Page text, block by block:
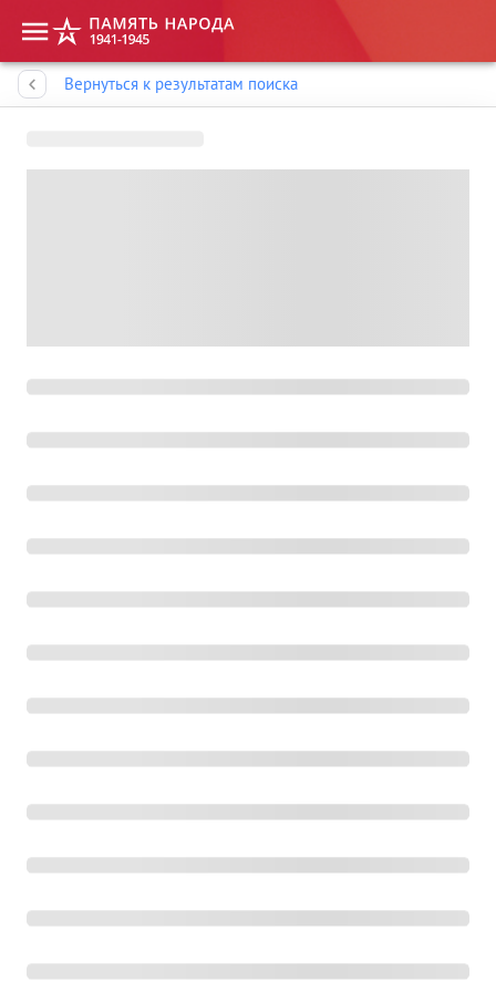
Вернуться к результатам поиска
Память народа